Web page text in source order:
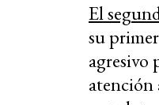
El
su
agresivo
atención